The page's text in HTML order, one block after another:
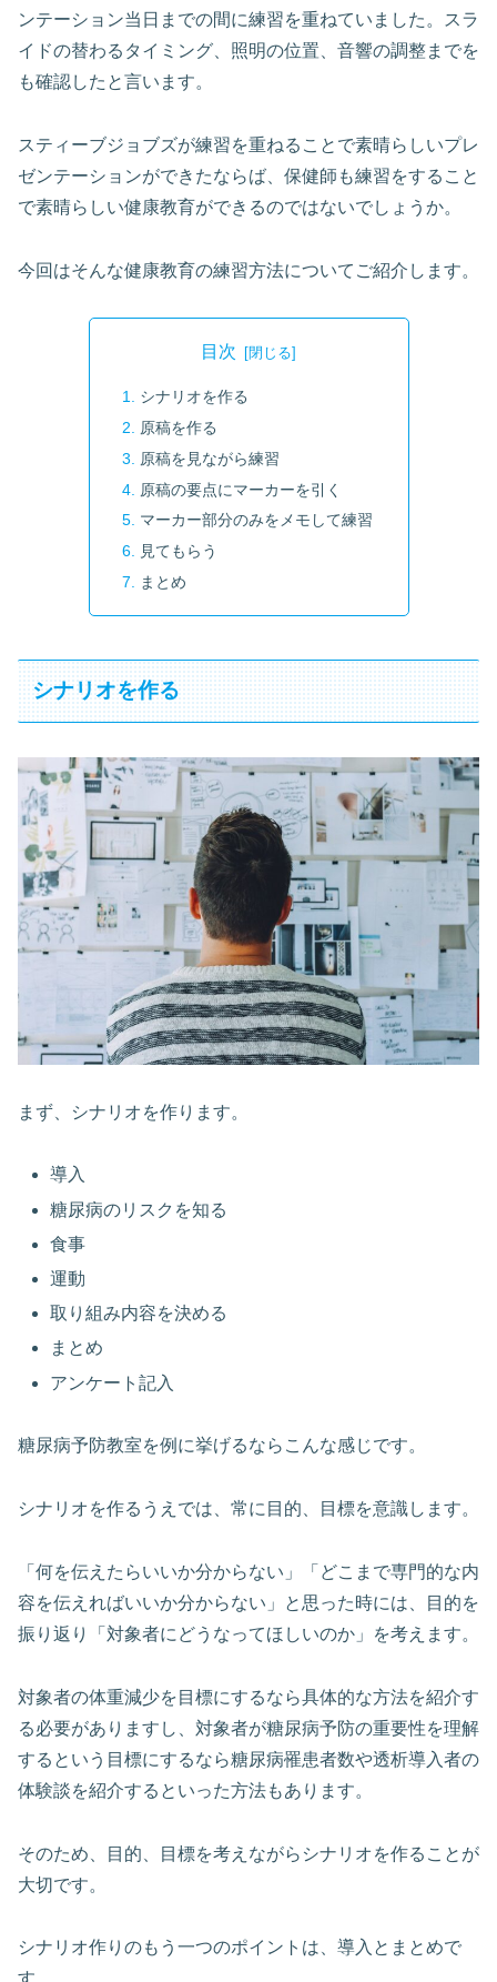
ンテーション当日までの間に練習を重ねていました。スラ
イドの替わるタイミング、照明の位置、音響の調整までを
も確認したと言います。
スティーブジョブズが練習を重ねることで素晴らしいプレ
ゼンテーションができたならば、保健師も練習をすること
で素晴らしい健康教育ができるのではないでしょうか。
今回はそんな健康教育の練習方法についてご紹介します。
目次
シナリオを作る
原稿を作る
原稿を見ながら練習
原稿の要点にマーカーを引く
マーカー部分のみをメモして練習
見てもらう
まとめ
シナリオを作る
まず、シナリオを作ります。
導入
糖尿病のリスクを知る
食事
運動
取り組み内容を決める
まとめ
アンケート記入
糖尿病予防教室を例に挙げるならこんな感じです。
シナリオを作るうえでは、常に目的、目標を意識します。
「何を伝えたらいいか分からない」「どこまで専門的な内
容を伝えればいいか分からない」と思った時には、目的を
振り返り「対象者にどうなってほしいのか」を考えます。
対象者の体重減少を目標にするなら具体的な方法を紹介す
る必要がありますし、対象者が糖尿病予防の重要性を理解
するという目標にするなら糖尿病罹患者数や透析導入者の
体験談を紹介するといった方法もあります。
そのため、目的、目標を考えながらシナリオを作ることが
大切です。
シナリオ作りのもう一つのポイントは、導入とまとめで